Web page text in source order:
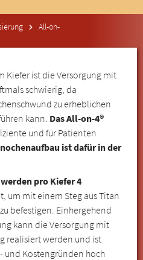
All-on-
Kiefer ist die Versorgung mit
schwierig, da
zu erheblichen
kann. Das All-on-4®
und für Patienten
ist dafür in der
pro Kiefer 4
um mit einem Steg aus Titan
befestigen. Einhergehend
kann die Versorgung mit
realisiert werden und ist
und Kostengründen hoch